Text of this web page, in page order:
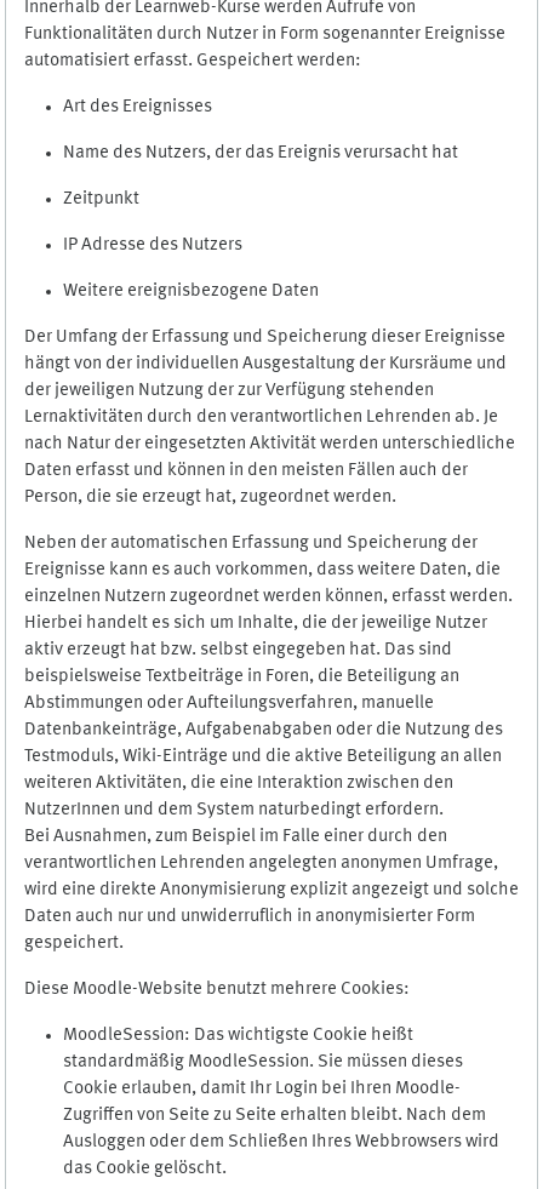
Innerhalb der Learnweb-Kurse werden Aufrufe von
Funktionalitäten durch Nutzer in Form sogenannter Ereignisse
automatisiert erfasst. Gespeichert werden:
Art des Ereignisses
Name des Nutzers, der das Ereignis verursacht hat
Zeitpunkt
IP Adresse des Nutzers
Weitere ereignisbezogene Daten
Der Umfang der Erfassung und Speicherung dieser Ereignisse
hängt von der individuellen Ausgestaltung der Kursräume und
der jeweiligen Nutzung der zur Verfügung stehenden
Lernaktivitäten durch den verantwortlichen Lehrenden ab. Je
nach Natur der eingesetzten Aktivität werden unterschiedliche
Daten erfasst und können in den meisten Fällen auch der
Person, die sie erzeugt hat, zugeordnet werden.
Neben der automatischen Erfassung und Speicherung der
Ereignisse kann es auch vorkommen, dass weitere Daten, die
einzelnen Nutzern zugeordnet werden können, erfasst werden.
Hierbei handelt es sich um Inhalte, die der jeweilige Nutzer
aktiv erzeugt hat bzw. selbst eingegeben hat. Das sind
beispielsweise Textbeiträge in Foren, die Beteiligung an
Abstimmungen oder Aufteilungsverfahren, manuelle
Datenbankeinträge, Aufgabenabgaben oder die Nutzung des
Testmoduls, Wiki-Einträge und die aktive Beteiligung an allen
weiteren Aktivitäten, die eine Interaktion zwischen den
NutzerInnen und dem System naturbedingt erfordern.
Bei Ausnahmen, zum Beispiel im Falle einer durch den
verantwortlichen Lehrenden angelegten anonymen Umfrage,
wird eine direkte Anonymisierung explizit angezeigt und solche
Daten auch nur und unwiderruflich in anonymisierter Form
gespeichert.
Diese Moodle-Website benutzt mehrere Cookies:
MoodleSession: Das wichtigste Cookie heißt
standardmäßig MoodleSession. Sie müssen dieses
Cookie erlauben, damit Ihr Login bei Ihren Moodle-
Zugriffen von Seite zu Seite erhalten bleibt. Nach dem
Ausloggen oder dem Schließen Ihres Webbrowsers wird
das Cookie gelöscht.